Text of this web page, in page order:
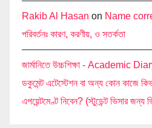
Rakib Al Hasan on Name
পরিবর্তনঃ কারণ, করণীয়, ও সতর্কতা
জার্মানিতে উচ্চশিক্ষা - Academic
ডকুমেন্ট এটেস্টেশন বা অন্য কোন কাজে
এপয়েন্টমেণ্ট নিবেন? (স্টুডেন্ট ভিসার জন্য